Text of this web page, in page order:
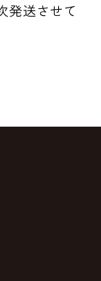
発送させて